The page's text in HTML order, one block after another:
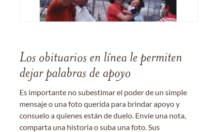
Los obituarios en línea le permiten
dejar palabras de apoyo
Es importante no subestimar el poder de un simple
mensaje o una foto querida para brindar apoyo y
consuelo a quienes están de duelo. Envíe una nota,
comparta una historia o suba una foto. Sus